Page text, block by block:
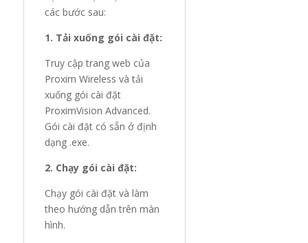
các bước sau:
1. Tải xuống gói cài đặt:
Truy cập trang web của
Proxim Wireless và tải
xuống gói cài đặt
ProximVision Advanced.
Gói cài đặt có sẵn ở định
dạng .exe.
2. Chạy gói cài đặt:
Chạy gói cài đặt và làm
theo hướng dẫn trên màn
hình.